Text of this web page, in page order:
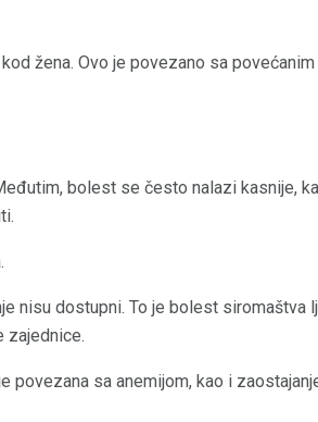
žena. Ovo je povezano sa povećanim
bolest se često nalazi kasnije,
nisu dostupni. To je bolest siromaštva
zajednice.
povezana sa anemijom, kao i